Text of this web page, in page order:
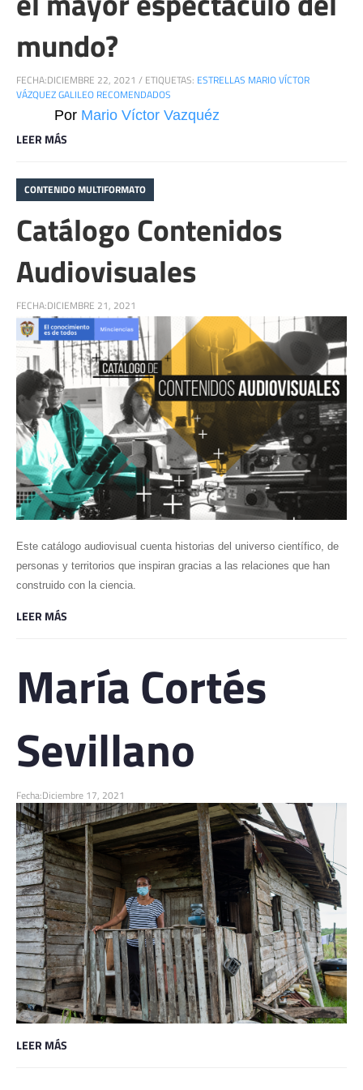
mundo?
FECHA:DICIEMBRE 22, 2021 / ETIQUETAS: ESTRELLAS MARIO VÍCTOR
VÁZQUEZ GALILEO RECOMENDADOS
Por Mario Víctor Vazquéz
LEER MÁS
CONTENIDO MULTIFORMATO
Catálogo Contenidos
Audiovisuales
FECHA:DICIEMBRE 21, 2021
Este catálogo audiovisual cuenta historias del universo científico, de
personas y territorios que inspiran gracias a las relaciones que han
construido con la ciencia.
LEER MÁS
María Cortés
Sevillano
Fecha:Diciembre 17, 2021
LEER MÁS